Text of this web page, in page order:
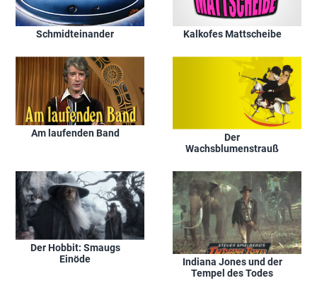
Schmidteinander Kalkofes Mattscheibe
Am laufenden Band
Der
Wachsblumenstrauß
Der Hobbit: Smaugs
Einöde
Indiana Jones und der
Tempel des Todes